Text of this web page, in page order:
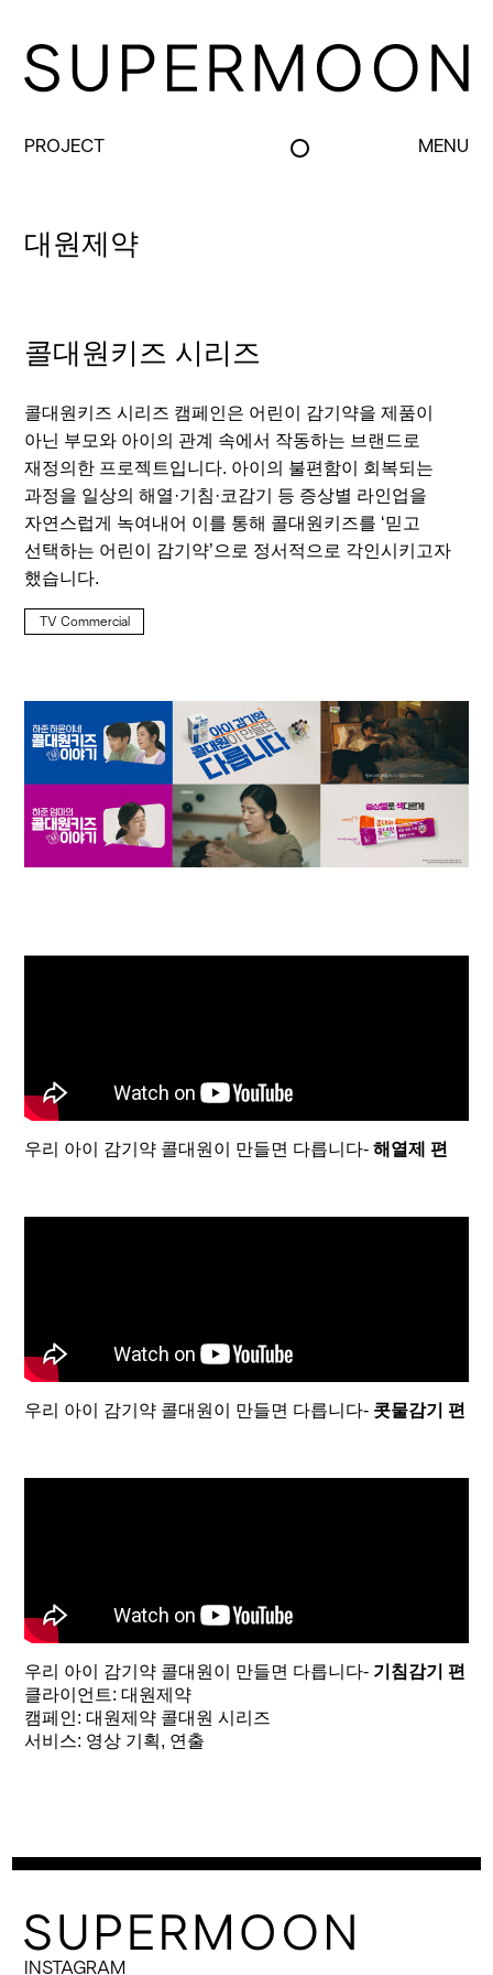
PROJECT MENU
대원제약
콜대원키즈 시리즈
콜대원키즈 시리즈 캠페인은 어린이 감기약을 제품이
아닌 부모와 아이의 관계 속에서 작동하는 브랜드로
재정의한 프로젝트입니다. 아이의 불편함이 회복되는
과정을 일상의 해열·기침·코감기 등 증상별 라인업을
자연스럽게 녹여내어 이를 통해 콜대원키즈를 ‘믿고
선택하는 어린이 감기약’으로 정서적으로 각인시키고자
했습니다.
TV Commercial
우리 아이 감기약 콜대원이 만들면 다릅니다-해열제 편
우리 아이 감기약 콜대원이 만들면 다릅니다- 콧물감기 편
우리 아이 감기약 콜대원이 만들면 다릅니다- 기침감기 편
클라이언트: 대원제약
캠페인: 대원제약 콜대원 시리즈
서비스: 영상 기획, 연출
INSTAGRAM